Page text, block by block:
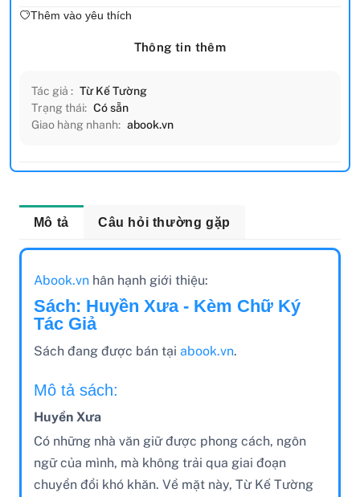
Thêm vào yêu thích
Thông tin thêm
Tác giả : Từ Kế Tường
Trạng thái: Có sẵn
Giao hàng nhanh: abook.vn
Mô tả Câu hỏi thường gặp
Abook.vnhân hạnh giới thiệu:
Sách: Huyền Xưa - Kèm Chữ Ký
Tác Giả
Sách đang được bán tại abook.vn.
Mô tả sách:
Huyền Xưa
Có những nhà văn giữ được phong cách, ngôn
ngữ của mình, mà không trải qua giai đoạn
chuyển đổi khó khăn. Về mặt này, Từ Kế Tường